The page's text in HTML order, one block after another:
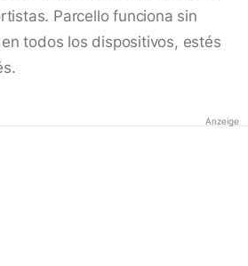
Parcello funciona sin
todos los dispositivos, estés
Anzeige